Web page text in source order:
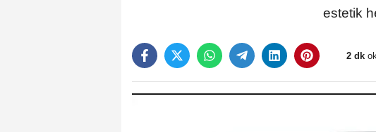
estetik
2 dk